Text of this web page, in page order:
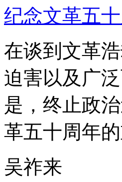
纪念文革五
在谈到文革
迫害以及广
是，终止政
革五十周年的
吴祚来